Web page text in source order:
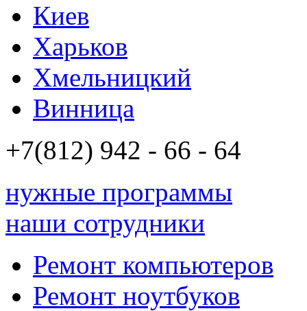
Киев
Харьков
Хмельницкий
Винница
+7(812) 942 - 66 - 64
нужные программы
наши сотрудники
Ремонт компьютеров
Ремонт ноутбуков